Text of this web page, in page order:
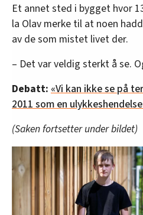
Et annet sted i bygget hvor
la Olav merke til at noen
av de som mistet livet der.
– Det var veldig sterkt å se.
Debatt: «Vi kan ikke se på
2011 som en
(Saken fortsetter under bildet)